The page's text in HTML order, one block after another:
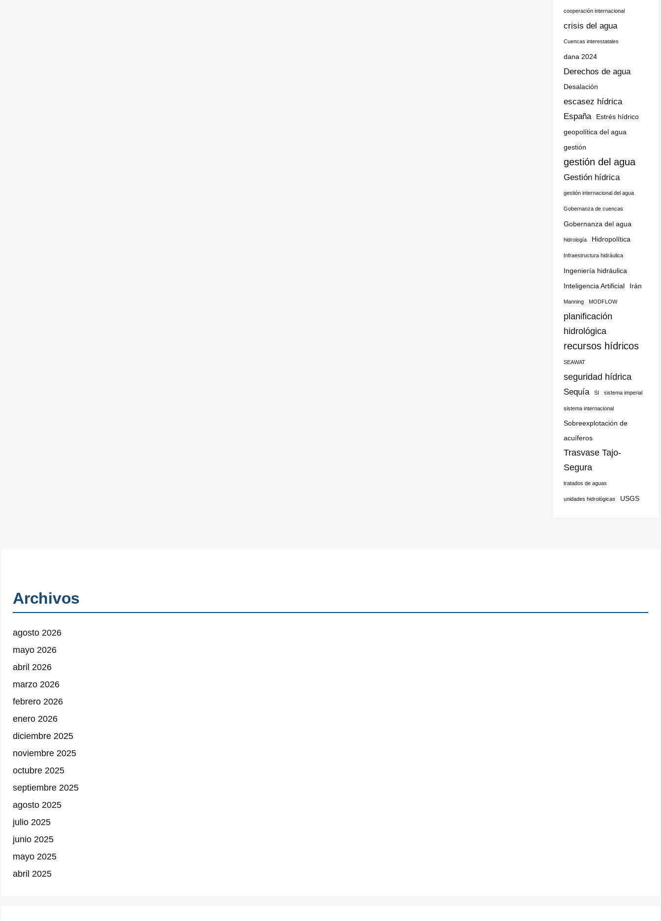
cooperación internacional
crisis del agua
Cuencas interestatales
dana 2024
Derechos de agua
Desalación
escasez hídrica
España
Estrés hídrico
geopolítica del agua
gestión
gestión del agua
Gestión hídrica
gestión internacional del agua
Gobernanza de cuencas
Gobernanza del agua
hidrología Hidropolítica
Infraestructura hidráulica
Ingeniería hidráulica
Inteligencia Artificial
Irán
Manning MODFLOW
planificación
hidrológica
recursos hídricos
SEAWAT
seguridad hídrica
Sequía SI sistema imperial
sistema internacional
Sobreexplotación de
acuíferos
Trasvase Tajo-
Segura
tratados de aguas
unidades hidrológicas USGS
Archivos
agosto 2026
mayo 2026
abril 2026
marzo 2026
febrero 2026
enero 2026
diciembre 2025
noviembre 2025
octubre 2025
septiembre 2025
agosto 2025
julio 2025
junio 2025
mayo 2025
abril 2025